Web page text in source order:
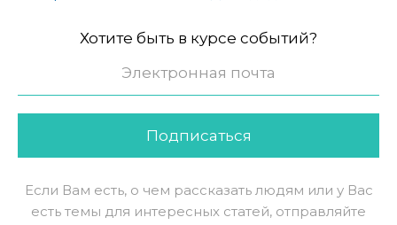
Хотите быть в курсе событий?
Подписаться
Если Вам есть, о чем рассказать людям или у Вас
есть темы для интересных статей, отправляйте